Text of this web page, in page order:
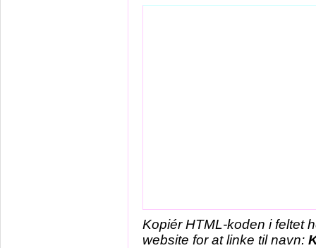
Kopiér HTML-koden i feltet
website for at linke til navn: